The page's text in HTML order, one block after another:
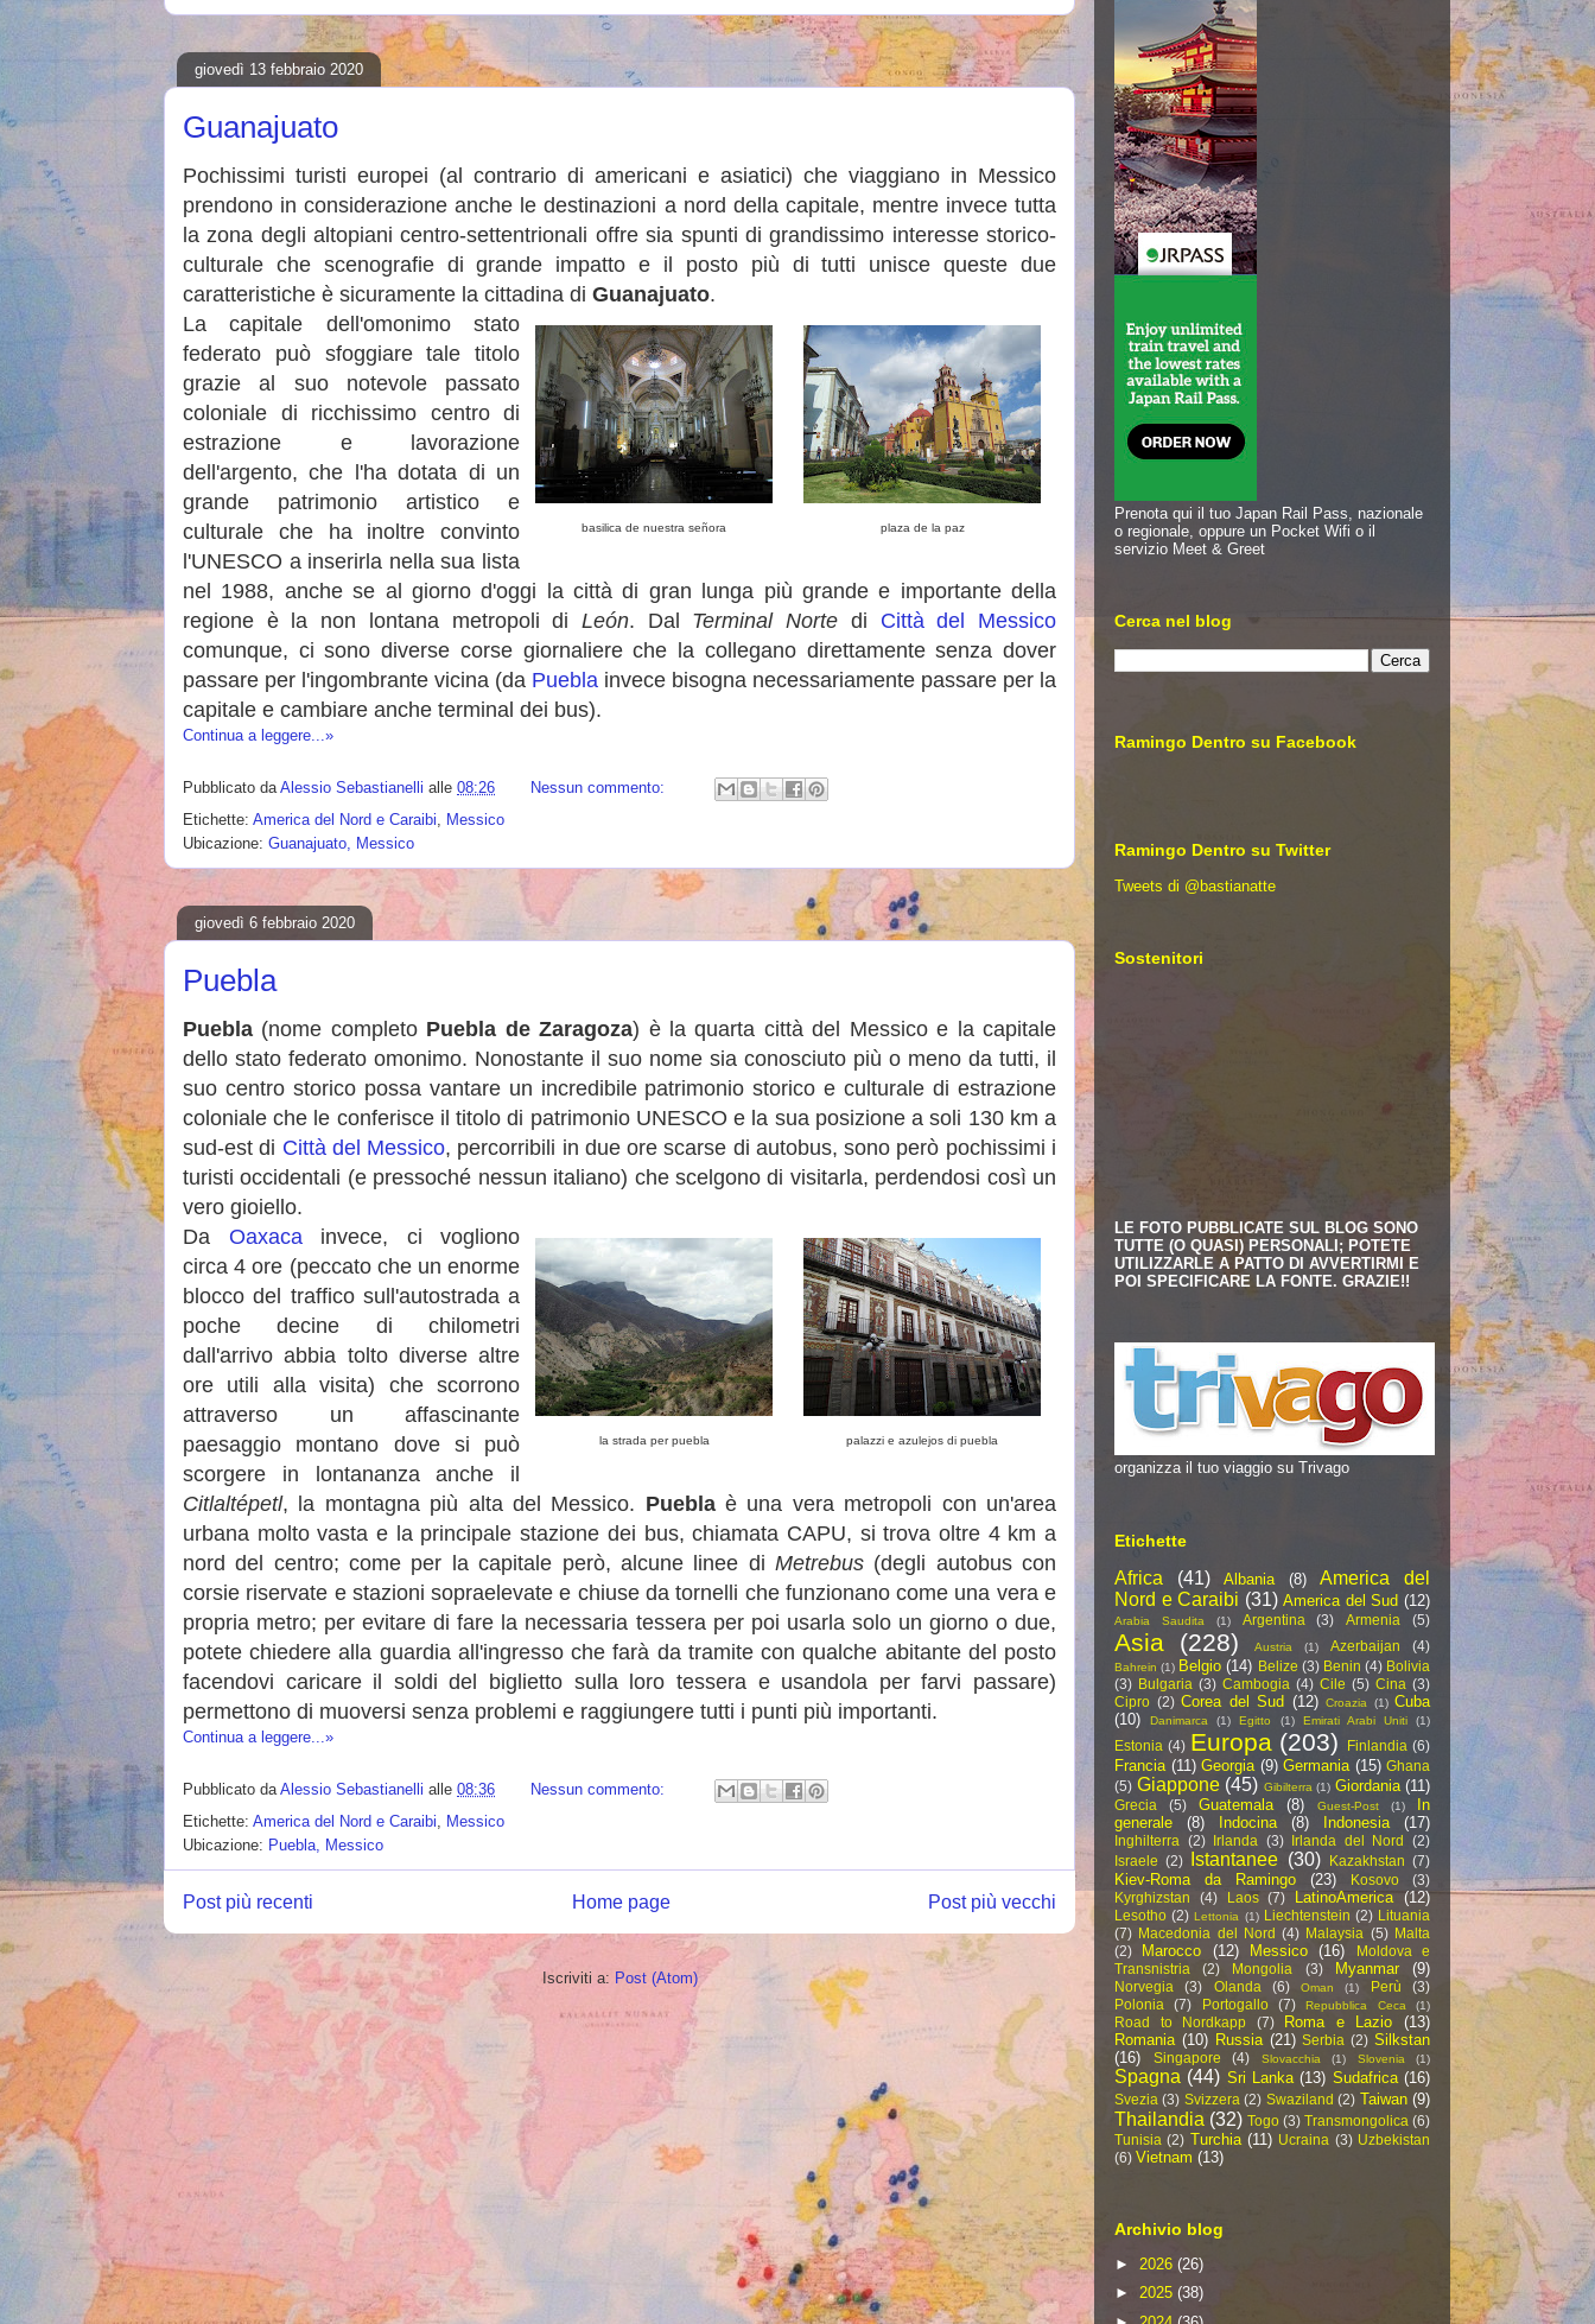
giovedì 13 febbraio 2020
Guanajuato
Pochissimi turisti europei (al contrario di americani e asiatici) che viaggiano in Messico
prendono in considerazione anche le destinazioni a nord della capitale, mentre invece tutta
la zona degli altopiani centro-settentrionali offre sia spunti di grandissimo interesse storico-
culturale che scenografie di grande impatto e il posto più di tutti unisce queste due
caratteristiche è sicuramente la cittadina di Guanajuato.
plaza de la paz
basilica de nuestra señora
La capitale dell'omonimo stato
federato può sfoggiare tale titolo
grazie al suo notevole passato
coloniale di ricchissimo centro di
estrazione e lavorazione
dell'argento, che l'ha dotata di un
grande patrimonio artistico e
culturale che ha inoltre convinto
l'UNESCO a inserirla nella sua lista
nel 1988, anche se al giorno d'oggi la città di gran lunga più grande e importante della
regione è la non lontana metropoli di León. Dal Terminal Norte di Città del Messico
comunque, ci sono diverse corse giornaliere che la collegano direttamente senza dover
passare per l'ingombrante vicina (da Puebla invece bisogna necessariamente passare per la
capitale e cambiare anche terminal dei bus).
Continua a leggere...»
Pubblicato daAlessio Sebastianelli alle 08:26
Nessun commento:
Etichette: America del Nord e Caraibi, Messico
Ubicazione: Guanajuato, Messico
giovedì 6 febbraio 2020
Puebla
Puebla (nome completo Puebla de Zaragoza) è la quarta città del Messico e la capitale
dello stato federato omonimo. Nonostante il suo nome sia conosciuto più o meno da tutti, il
suo centro storico possa vantare un incredibile patrimonio storico e culturale di estrazione
coloniale che le conferisce il titolo di patrimonio UNESCO e la sua posizione a soli 130 km a
sud-est di Città del Messico, percorribili in due ore scarse di autobus, sono però pochissimi i
turisti occidentali (e pressoché nessun italiano) che scelgono di visitarla, perdendosi così un
vero gioiello.
palazzi e azulejos di puebla
la strada per puebla
Da Oaxacainvece, ci vogliono
circa 4 ore (peccato che un enorme
blocco del traffico sull'autostrada a
poche decine di chilometri
dall'arrivo abbia tolto diverse altre
ore utili alla visita) che scorrono
attraverso un affascinante
paesaggio montano dove si può
scorgere in lontananza anche il
Citlaltépetl, la montagna più alta del Messico. Pueblaè una vera metropoli con un'area
urbana molto vasta e la principale stazione dei bus, chiamata CAPU, si trova oltre 4 km a
nord del centro; come per la capitale però, alcune linee di Metrebus (degli autobus con
corsie riservate e stazioni sopraelevate e chiuse da tornelli che funzionano come una vera e
propria metro; per evitare di fare la necessaria tessera per poi usarla solo un giorno o due,
potete chiedere alla guardia all'ingresso che farà da tramite con qualche abitante del posto
facendovi caricare il soldi del biglietto sulla loro tessera e usandola per farvi passare)
permettono di muoversi senza problemi e raggiungere tutti i punti più importanti.
Continua a leggere...»
Pubblicato daAlessio Sebastianelli alle 08:36
Nessun commento:
Etichette: America del Nord e Caraibi, Messico
Ubicazione: Puebla, Messico
Post più recenti Post più vecchi
Home page
Iscriviti a: Post (Atom)
Prenota qui il tuo Japan Rail Pass, nazionale
o regionale, oppure un Pocket Wifi o il
servizio Meet & Greet
Cerca nel blog
Ramingo Dentro su Facebook
Ramingo Dentro su Twitter
Tweets di @bastianatte
Sostenitori
LE FOTO PUBBLICATE SUL BLOG SONO
TUTTE (O QUASI) PERSONALI; POTETE
UTILIZZARLE A PATTO DI AVVERTIRMI E
POI SPECIFICARE LA FONTE. GRAZIE!!
organizza il tuo viaggio su Trivago
Etichette
Africa (41) Albania (8)
America del
Nord e Caraibi (31) America del Sud (12)
Arabia Saudita (1) Argentina (3) Armenia (5)
Asia (228) Austria (1) Azerbaijan (4)
Bahrein (1) Belgio (14) Belize (3) Benin (4) Bolivia
(3) Bulgaria (3) Cambogia (4) Cile (5) Cina (3)
Cipro (2) Corea del Sud (12) Croazia (1) Cuba
(10)
Danimarca (1) Egitto (1) Emirati Arabi Uniti (1)
Estonia (4) Europa (203) Finlandia (6)
Francia (11) Georgia (9) Germania (15) Ghana
(5) Giappone (45) Gibilterra (1) Giordania (11)
Grecia (5) Guatemala (8) Guest-Post (1)
In
generale
(8) Indocina (8) Indonesia (17)
Inghilterra (2) Irlanda (3) Irlanda del Nord
(2)
Israele (2) Istantanee (30) Kazakhstan (7)
Kiev-Roma da Ramingo (23) Kosovo
(3)
Kyrghizstan
(4) Laos (7) LatinoAmerica (12)
Lesotho (2) Lettonia (1) Liechtenstein (2) Lituania
(7) Macedonia del Nord (4) Malaysia (5) Malta
(2)
Marocco (12) Messico (16)
Moldova e
Transnistria
(2) Mongolia (3) Myanmar (9)
Norvegia (3) Olanda (6) Oman (1) Perù
(3)
Polonia
(7) Portogallo (7) Repubblica Ceca (1)
Road to Nordkapp (7) Roma e Lazio
(13)
Romania (10) Russia (21) Serbia (2) Silkstan
(16)
Singapore (4) Slovacchia (1) Slovenia (1)
Spagna (44) Sri Lanka (13) Sudafrica (16)
Svezia (3) Svizzera (2) Swaziland (2) Taiwan (9)
Thailandia (32) Togo (3) Transmongolica (6)
Tunisia (2) Turchia (11) Ucraina (3) Uzbekistan
(6) Vietnam (13)
Archivio blog
► 2026 (26)
► 2025 (38)